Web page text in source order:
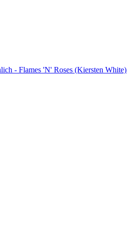
- Flames 'N' Roses (Kiersten White)